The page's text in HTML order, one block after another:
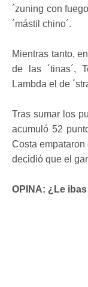
´zuning con
´mástil chino´.
Mientras tanto,
de las ´tinas´,
Lambda el de
Tras sumar los
acumuló 52
Costa
decidió que el
OPINA: ¿Le